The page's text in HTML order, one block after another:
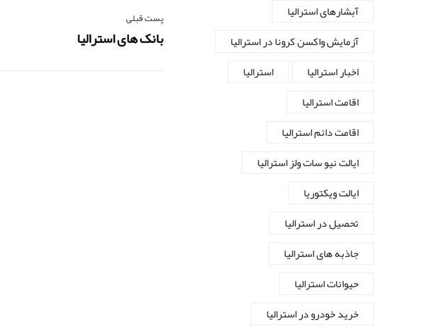
پست قبلی
بانک های استرالیا
آبشارهای استرالیا
آزمایش واکسن کرونا در استرالیا
اخبار استرالیا
استرالیا
اقامت استرالیا
اقامت دائم استرالیا
ایالت نیو سات ولز استرالیا
ایالت ویکتوریا
تحصیل در استرالیا
جاذبه های استرالیا
حیوانات استرالیا
خرید خودرو در استرالیا